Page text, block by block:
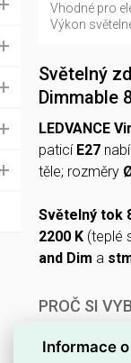
Vhodné pro
Výkon
Světelný
Dimmable
LEDVANCE
paticí E27
těle; rozměry
Světelný tok
2200 K (teplé
and Dim a
PROČ SI
Informace